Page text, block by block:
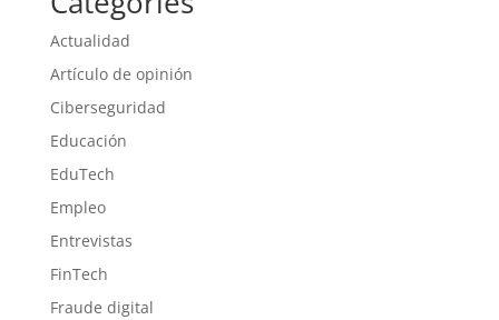
Actualidad
Artículo de opinión
Ciberseguridad
Educación
EduTech
Empleo
Entrevistas
FinTech
Fraude digital